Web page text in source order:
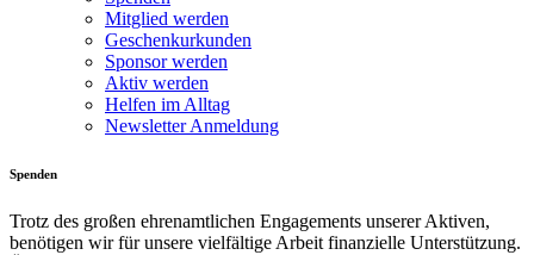
Mitglied werden
Geschenkurkunden
Sponsor werden
Aktiv werden
Helfen im Alltag
Newsletter Anmeldung
Spenden
Trotz des großen ehrenamtlichen Engagements unserer Aktiven,
benötigen wir für unsere vielfältige Arbeit finanzielle Unterstützung.